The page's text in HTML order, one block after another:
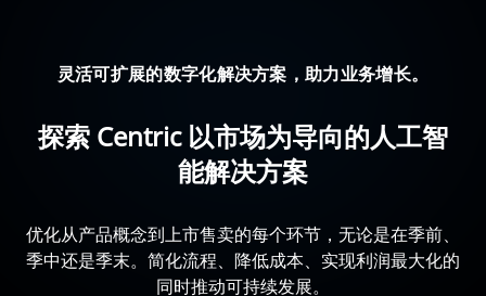
灵活可扩展的数字化解决方案，助力业务增长。
探索 Centric 以市场为导向的人工智
能解决方案
优化从产品概念到上市售卖的每个环节，无论是在季前、
季中还是季末。简化流程、降低成本、实现利润最大化的
同时推动可持续发展。